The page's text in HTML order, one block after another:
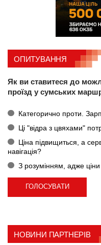
ОПИТУВАННЯ
Як ви ставитеся до
проїзд у сумських
Категорично проти.
Ці "відра з цвяхами"
Ціна підвищиться, а
навігація?
З розумінням, адже
НОВИНИ ПАРТНЕРІВ